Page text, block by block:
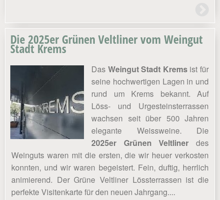
Die 2025er Grünen Veltliner vom Weingut
Stadt Krems
Das Weingut Stadt Kremsist für
seine hochwertigen Lagen in und
rund um Krems bekannt. Auf
Löss- und Urgesteinsterrassen
wachsen seit über 500 Jahren
elegante Weissweine. Die
2025er Grünen Veltliner des
Weinguts waren mit die ersten, die wir heuer verkosten
konnten, und wir waren begeistert. Fein, duftig, herrlich
animierend. Der Grüne Veltliner Lössterrassen ist die
perfekte Visitenkarte für den neuen Jahrgang....